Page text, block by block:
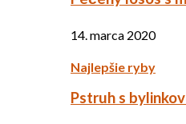
14. marca 2020
Najlepšie ryby
Pstruh s